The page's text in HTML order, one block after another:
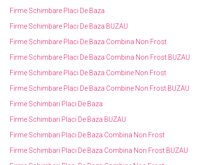
Firme Schimbare Placi De Baza
Firme Schimbare Placi De Baza BUZAU
Firme Schimbare Placi De Baza Combina Non Frost
Firme Schimbare Placi De Baza Combina Non Frost BUZAU
Firme Schimbare Placi De Baza Combine Non Frost
Firme Schimbare Placi De Baza Combine Non Frost BUZAU
Firme Schimbari Placi De Baza
Firme Schimbari Placi De Baza BUZAU
Firme Schimbari Placi De Baza Combina Non Frost
Firme Schimbari Placi De Baza Combina Non Frost BUZAU